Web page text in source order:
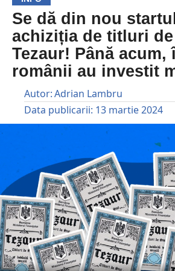
Se dă din nou
achiziția de titluri
Tezaur! Până acum,
românii au investit
Autor:Adrian Lambru
Data publicarii: 13 martie 2024